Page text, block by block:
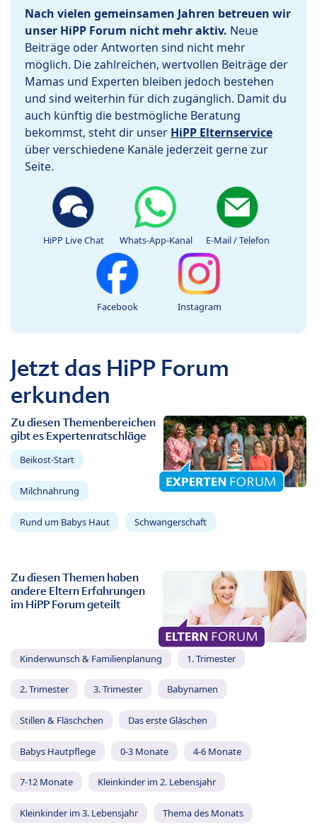
Nach vielen gemeinsamen Jahren betreuen wir
unser HiPP Forum nicht mehr aktiv. Neue
Beiträge oder Antworten sind nicht mehr
möglich. Die zahlreichen, wertvollen Beiträge der
Mamas und Experten bleiben jedoch bestehen
und sind weiterhin für dich zugänglich. Damit du
auch künftig die bestmögliche Beratung
bekommst, steht dir unser HiPP Elternservice
über verschiedene Kanäle jederzeit gerne zur
Seite.
HiPP Live Chat Whats-App-Kanal E-Mail / Telefon
Facebook Instagram
Jetzt das HiPP Forum
erkunden
Zu diesen Themenbereichen
gibt es Expertenratschläge
Beikost-Start
Milchnahrung
Rund um Babys Haut Schwangerschaft
Zu diesen Themen haben
andere Eltern Erfahrungen
im HiPP Forum geteilt
Kinderwunsch & Familienplanung 1. Trimester
2. Trimester 3. Trimester Babynamen
Stillen & Fläschchen Das erste Gläschen
Babys Hautpflege 0-3 Monate 4-6 Monate
7-12 Monate Kleinkinder im 2. Lebensjahr
Kleinkinder im 3. Lebensjahr Thema des Monats